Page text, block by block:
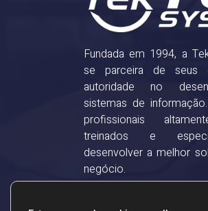
Fundada em 1994, a
se parceira de seus
autoridade no
sistemas de
profissionais
treinados e
desenvolver a melhor
negócio.